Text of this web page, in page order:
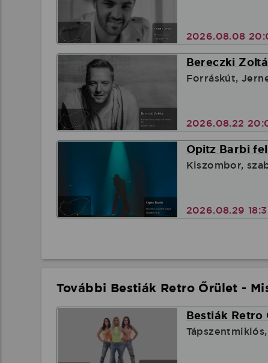
2026.08.08
Bereczki
Forráskút,
2026.08.22
Opitz Barbi
Kiszombor,
2026.08.29
További Bestiák Retro Őrület -
Bestiák Retro